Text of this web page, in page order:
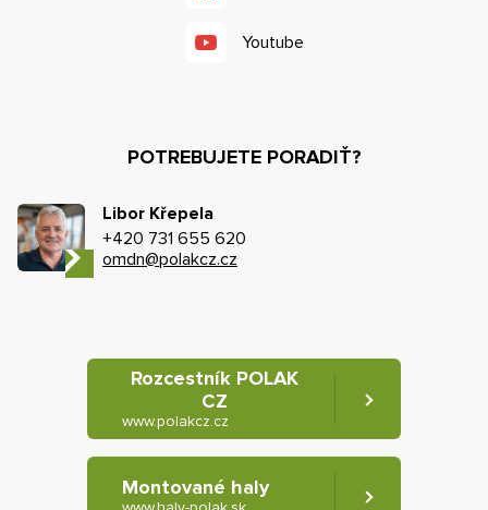
Youtube
POTREBUJETE PORADIŤ?
Libor Křepela
+420 731 655 620
omdn@polakcz.cz
Rozcestník POLAK
CZ
www.polakcz.cz
Montované haly